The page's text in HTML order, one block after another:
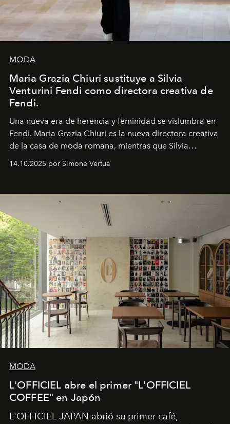
MODA
Maria Grazia Chiuri sustituye a Silvia
Venturini Fendi como directora creativa de
Fendi.
Una nueva era de herencia y feminidad se vislumbra en
Fendi. Maria Grazia Chiuri es la nueva directora creativa
de la casa de moda romana, mientras que Silvia
14.10.2025 por Simone Vertua
MODA
L'OFFICIEL abre el primer "L'OFFICIEL
COFFEE" en Japón
L'OFFICIEL JAPAN abrió su primer café,